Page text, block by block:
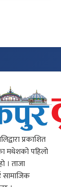
प्रकाशित
मधेशको पहिलो
। ताजा
सामाजिक